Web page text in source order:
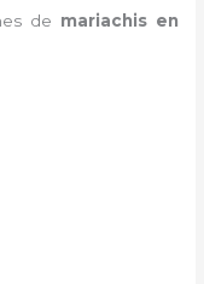
de mariachis en